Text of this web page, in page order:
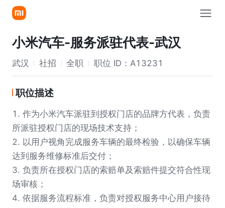
小米汽车-服务派驻代表-武汉
武汉 社招 全职 职位 ID： A13231
职位描述
1. 作为小米汽车派驻到授权门店的品牌方代表，负责
所派驻授权门店的现场技术支持；
2. 以用户视角完成服务车辆的最终检验，以确保车辆
达到服务维修标准后交付；
3. 负责所在授权门店的索赔单及索赔件提交符合性现
场审核；
4. 依据服务流程标准，负责对授权服务中心用户接待